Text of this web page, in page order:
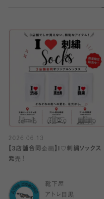
2026.06.13
【3店舗合同企画】I♡刺繍ソックス
発売！
靴下屋
アトレ目黒